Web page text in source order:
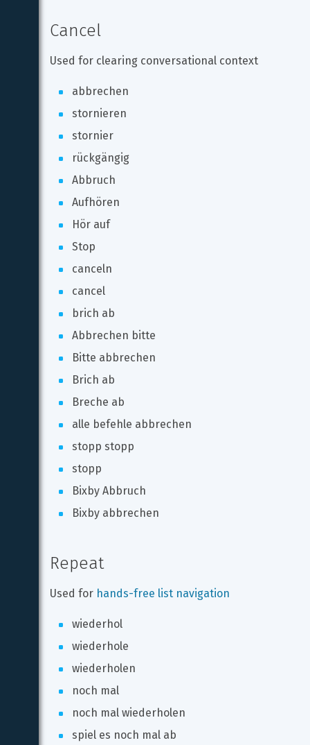
Cancel
Used for clearing conversational context
abbrechen
stornieren
stornier
rückgängig
Abbruch
Aufhören
Hör auf
Stop
canceln
cancel
brich ab
Abbrechen bitte
Bitte abbrechen
Brich ab
Breche ab
alle befehle abbrechen
stopp stopp
stopp
Bixby Abbruch
Bixby abbrechen
Repeat
Used for hands-free list navigation
wiederhol
wiederhole
wiederholen
noch mal
noch mal wiederholen
spiel es noch mal ab